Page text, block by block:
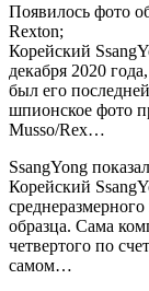
Появилось фото
Rexton;
Корейский
декабря 2020
был его
шпионское фото
Musso/Rex…
SsangYong
Корейский
образца. Сама
четвертого по
самом…